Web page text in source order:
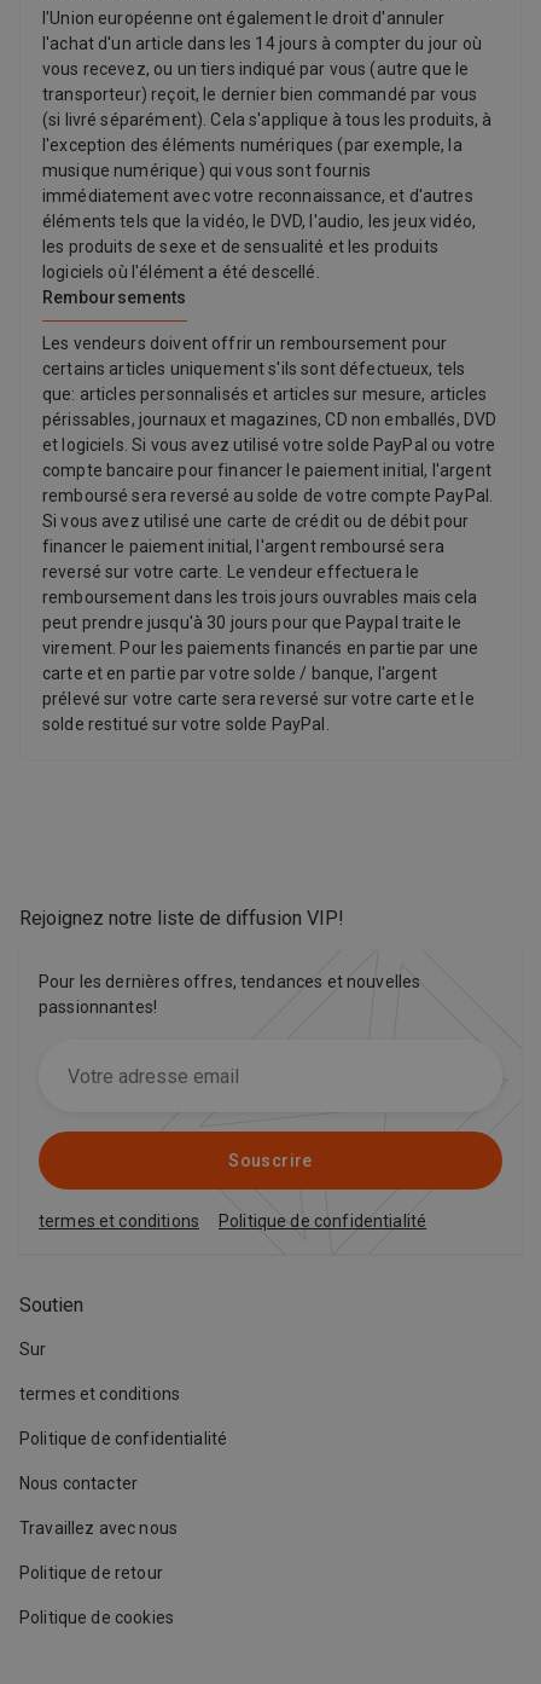
l'Union européenne ont également le droit d'annuler
l'achat d'un article dans les 14 jours à compter du jour où
vous recevez, ou un tiers indiqué par vous (autre que le
transporteur) reçoit, le dernier bien commandé par vous
(si livré séparément). Cela s'applique à tous les produits, à
l'exception des éléments numériques (par exemple, la
musique numérique) qui vous sont fournis
immédiatement avec votre reconnaissance, et d'autres
éléments tels que la vidéo, le DVD, l'audio, les jeux vidéo,
les produits de sexe et de sensualité et les produits
logiciels où l'élément a été descellé.
Remboursements
Les vendeurs doivent offrir un remboursement pour
certains articles uniquement s'ils sont défectueux, tels
que: articles personnalisés et articles sur mesure, articles
périssables, journaux et magazines, CD non emballés, DVD
et logiciels. Si vous avez utilisé votre solde PayPal ou votre
compte bancaire pour financer le paiement initial, l'argent
remboursé sera reversé au solde de votre compte PayPal.
Si vous avez utilisé une carte de crédit ou de débit pour
financer le paiement initial, l'argent remboursé sera
reversé sur votre carte. Le vendeur effectuera le
remboursement dans les trois jours ouvrables mais cela
peut prendre jusqu'à 30 jours pour que Paypal traite le
virement. Pour les paiements financés en partie par une
carte et en partie par votre solde / banque, l'argent
prélevé sur votre carte sera reversé sur votre carte et le
solde restitué sur votre solde PayPal.
Soutien
Sur
termes et conditions
Politique de confidentialité
Nous contacter
Travaillez avec nous
Politique de retour
Politique de cookies
Rejoignez notre liste de diffusion VIP!
Pour les dernières offres, tendances et nouvelles
passionnantes!
Souscrire
termes et conditions Politique de confidentialité